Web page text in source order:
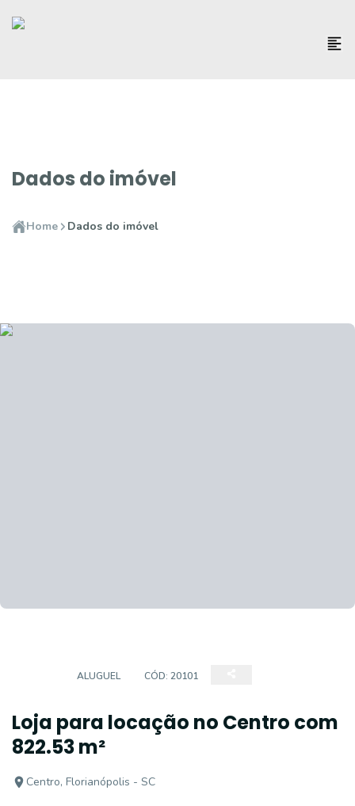
Dados do imóvel
Home Dados do imóvel
ALUGUEL CÓD: 20101
Loja para locação no Centro com
822.53 m²
Centro, Florianópolis - SC